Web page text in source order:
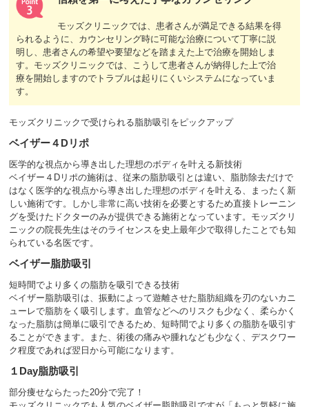
モッズクリニックでは、患者さんが満足できる結果を得
られるように、カウンセリング時に可能な治療について丁寧に説
明し、患者さんの希望や要望などを踏まえた上で治療を開始しま
す。モッズクリニックでは、こうして患者さんが納得した上で治
療を開始しますのでトラブルは起りにくいシステムになっていま
す。
モッズクリニックで受けられる脂肪吸引をピックアップ
ベイザー４Dリポ
医学的な視点から導き出した理想のボディを叶える新技術
ベイザー４Dリポの施術は、従来の脂肪吸引とは違い、脂肪除去だけで
はなく医学的な視点から導き出した理想のボディを叶える、まったく新
しい施術です。しかし非常に高い技術を必要とするため直接トレーニン
グを受けたドクターのみが提供できる施術となっています。モッズクリ
ニックの院長先生はそのライセンスを史上最年少で取得したことでも知
られている名医です。
ベイザー脂肪吸引
短時間でより多くの脂肪を吸引できる技術
ベイザー脂肪吸引は、振動によって遊離させた脂肪組織を刃のないカニ
ューレで脂肪をく吸引します。血管などへのリスクも少なく、柔らかく
なった脂肪は簡単に吸引できるため、短時間でより多くの脂肪を吸引す
ることができます。また、術後の痛みや腫れなども少なく、デスクワー
ク程度であれば翌日から可能になります。
１Day脂肪吸引
部分痩せならたった20分で完了！